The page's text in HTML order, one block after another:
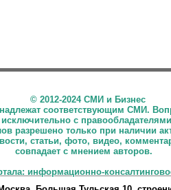
© 2012-2024 СМИ и Бизнес
соответствующим СМИ.
исключительно с
разрешено только при наличии
статьи, фото, видео,
совпадает с мнением авторов.
информационно-